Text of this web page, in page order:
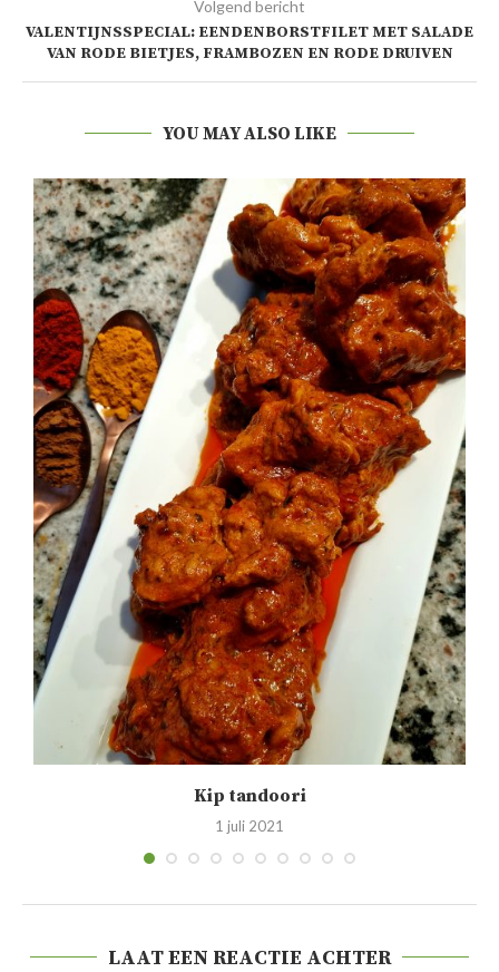
Volgend bericht
VALENTIJNSSPECIAL: EENDENBORSTFILET MET SALADE
VAN RODE BIETJES, FRAMBOZEN EN RODE DRUIVEN
YOU MAY ALSO LIKE
Kip tandoori
1 juli 2021
LAAT EEN REACTIE ACHTER